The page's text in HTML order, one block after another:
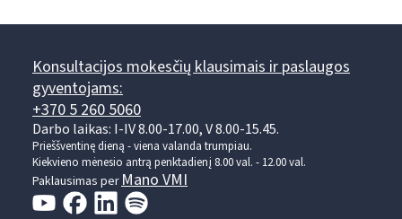
Konsultacijos mokesčių klausimais ir paslaugos
gyventojams:
+370 5 260 5060
Darbo laikas: I-IV 8.00-17.00, V 8.00-15.45.
Prieššventinę dieną - viena valanda trumpiau.
Kiekvieno mėnesio antrą penktadienį 8.00 val. - 12.00 val.
Paklausimas per Mano VMI